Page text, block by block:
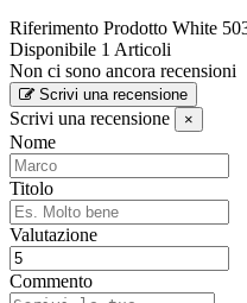
Riferimento Prodotto White
Disponibile 1 Articoli
Non ci sono ancora recensioni
Scrivi una recensione
Scrivi una recensione ×
Nome
Titolo
Valutazione
Commento